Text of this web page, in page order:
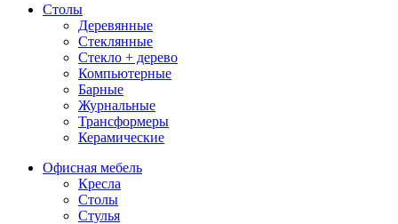
Столы
Деревянные
Стеклянные
Стекло + дерево
Компьютерные
Барные
Журнальные
Трансформеры
Керамические
Офисная мебель
Кресла
Столы
Стулья